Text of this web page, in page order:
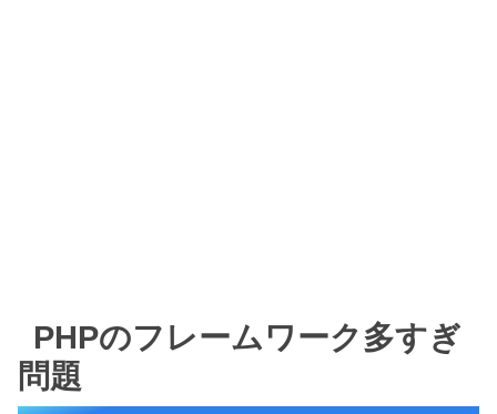
PHPのフレームワーク多すぎ
問題